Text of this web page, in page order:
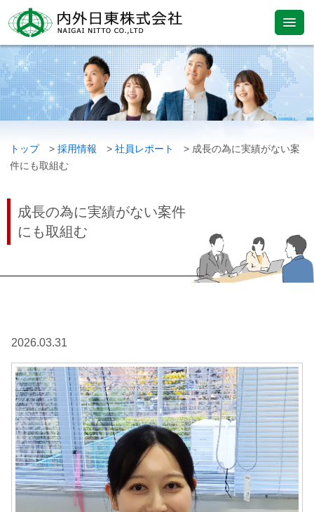
トップ>採用情報 >社員レポート
> 成長の為に実績がない案
件にも取組む
成長の為に実績がない案件
にも取組む
2026.03.31